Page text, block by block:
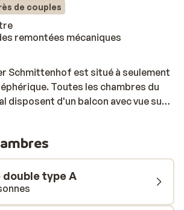
de couples
remontées mécaniques
Schmittenhof est situé à seulement
Toutes les chambres du
disposent d'un balcon avec vue sur
L'annexe, située juste à côté,
au grand air, vous pourrez vous
bio, le sauna aux herbes ou le
pourrez ensuite vous rafraîchir
de glace: une expérience unique!
des spécialités autrichiennes
double type A